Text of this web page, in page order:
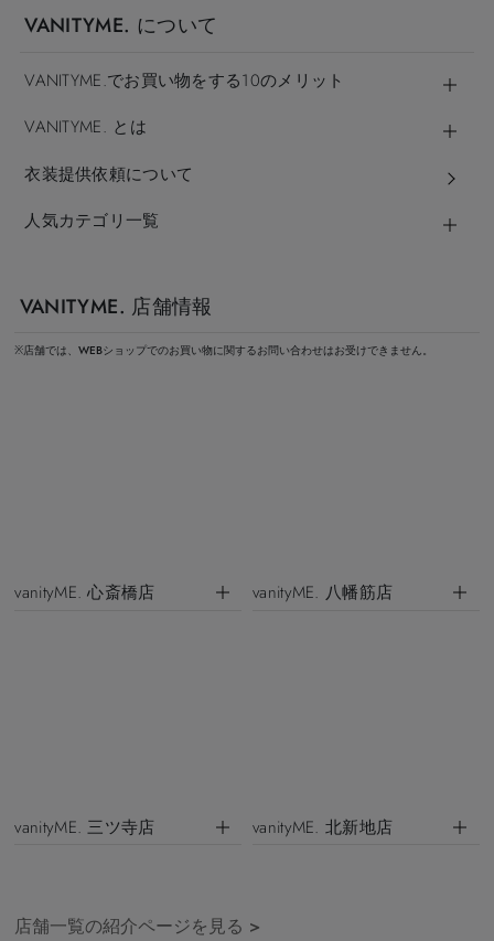
VANITYME. について
VANITYME.でお買い物をする10のメリット
VANITYME. とは
衣装提供依頼について
人気カテゴリ一覧
VANITYME. 店舗情報
※店舗では、WEBショップでのお買い物に関するお問い合わせはお受けできません。
vanityME. 心斎橋店 vanityME. 八幡筋店
vanityME. 三ツ寺店 vanityME. 北新地店
店舗一覧の紹介ページを見る >